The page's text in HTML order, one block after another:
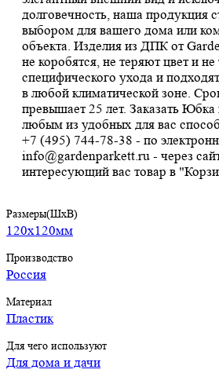
долговечность, наша продукция
выбором для вашего дома или
объекта. Изделия из ДПК от
не коробятся, не теряют цвет и
специфического ухода и
в любой климатической зоне.
превышает 25 лет. Заказать
любым из удобных для вас
+7 (495) 744-78-38 - по
info@gardenparkett.ru - через
интересующий вас товар в
Размеры(ШхВ)
120х120мм
Производство
Россия
Материал
Пластик
Для чего используют
Для дома и дачи